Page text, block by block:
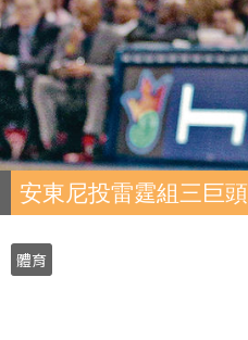
安東尼投雷霆組三巨頭
體育